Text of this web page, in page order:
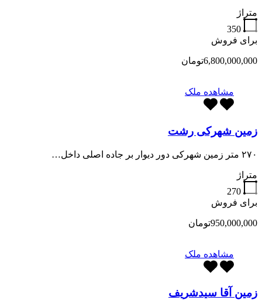
متراژ
350
برای فروش
6,800,000,000تومان
مشاهده ملک
زمین شهرکی رشت
۲۷۰ متر زمین شهرکی دور دیوار بر جاده اصلی داخل…
متراژ
270
برای فروش
950,000,000تومان
مشاهده ملک
زمین آقا سیدشریف